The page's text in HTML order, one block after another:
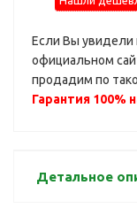
Если Вы увидели
официальном
продадим по
Гарантия 100%
Детальное